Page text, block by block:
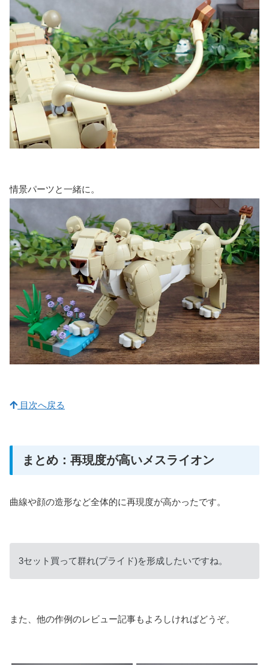
情景パーツと一緒に。
目次へ戻る
まとめ：再現度が高いメスライオン
曲線や顔の造形など全体的に再現度が高かったです。
3セット買って群れ(プライド)を形成したいですね。
また、他の作例のレビュー記事もよろしければどうぞ。